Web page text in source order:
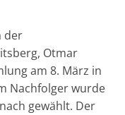
der
Otmar
am 8. März in
Nachfolger wurde
gewählt. Der